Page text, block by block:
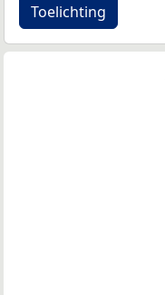
Toelichting